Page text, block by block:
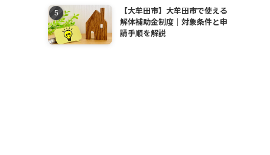
【大牟田市】大牟田市で使える
解体補助金制度｜対象条件と申
請手順を解説